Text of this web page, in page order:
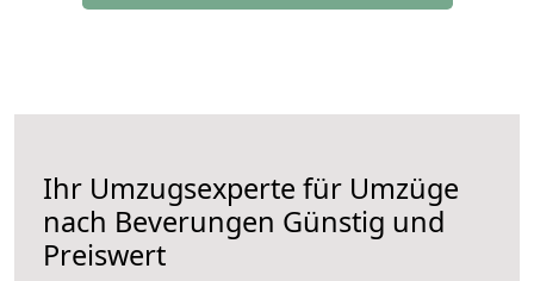
Ihr Umzugsexperte für Umzüge
nach Beverungen Günstig und
Preiswert